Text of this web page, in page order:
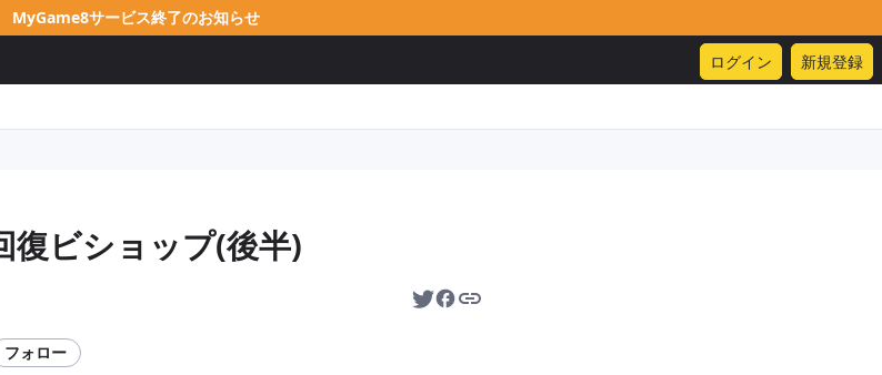
MyGame8サービス終了のお知らせ
ログイン 新規登録
復ビショップ(後半)
フォロー